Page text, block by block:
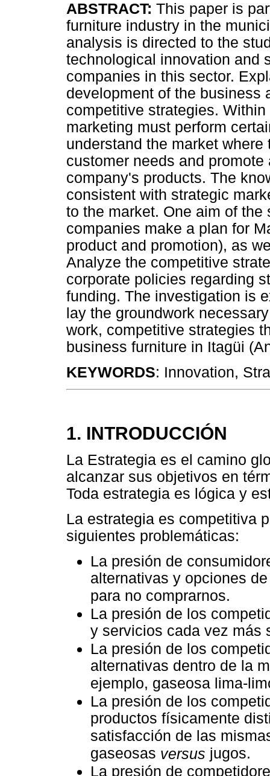
ABSTRACT: This paper is
furniture industry in the
analysis is directed to the
technological innovation and
companies in this sector.
development of the business
competitive strategies.
marketing must perform
understand the market
customer needs and
company's products. The
consistent with strategic
to the market. One aim of
companies make a plan for
product and promotion), as
Analyze the competitive
corporate policies regarding
funding. The investigation is
lay the groundwork
work, competitive strategies
business furniture in Itagüi
KEYWORDS: Innovation,
1. INTRODUCCIÓN
La Estrategia es el camino
alcanzar sus objetivos en
Toda estrategia es lógica y
La estrategia es competitiva
siguientes problemáticas:
La presión de
alternativas y opciones
para no comprarnos.
La presión de los
y servicios cada vez más
La presión de los
alternativas dentro de la
ejemplo, gaseosa lima-
La presión de los
productos físicamente
satisfacción de las
gaseosas versus jugos.
La presión de